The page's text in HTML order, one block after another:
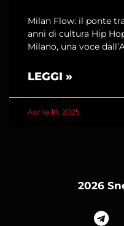
Milan Flow: il ponte
anni di cultura Hip
Milano, una voce
LEGGI »
Aprile 10, 2025
2026